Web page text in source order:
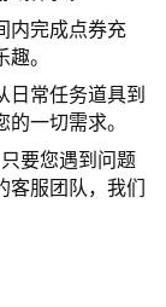
内完成点券充
。
日常任务道具到
一切需求。
要您遇到问题
客服团队，我们